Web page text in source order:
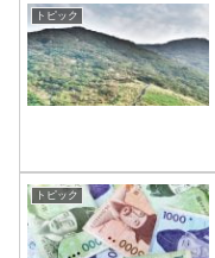
トピック
トピック